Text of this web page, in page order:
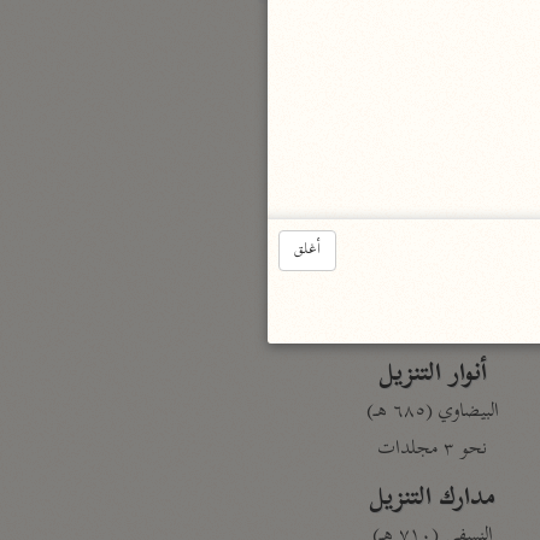
أنوار التنزيل
البيضاوي (٦٨٥ هـ)
نحو ٣ مجلدات
مدارك التنزيل
أغلق